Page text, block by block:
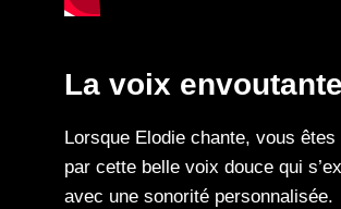
La voix envoutante
Lorsque Elodie chante, vous êtes
par cette belle voix douce qui
avec une sonorité personnalisée.